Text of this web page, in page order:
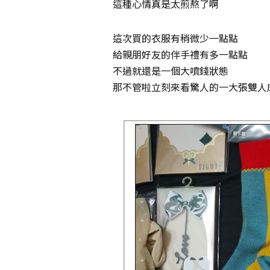
這種心情真是太煎熬了啊
這次買的衣服有稍微少一點點
給親朋好友的伴手禮有多一點點
不過就還是一個大噴錢狀態
那不管啦立刻來看驚人的一大張雙